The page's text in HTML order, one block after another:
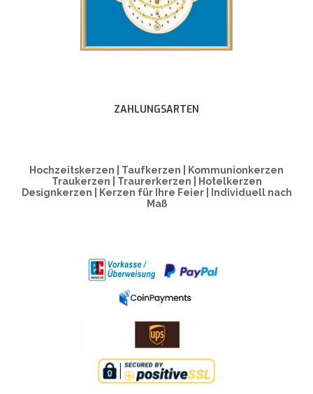
ZAHLUNGSARTEN
Hochzeitskerzen | Taufkerzen | Kommunionkerzen
Traukerzen | Traurerkerzen | Hotelkerzen
Designkerzen | Kerzen für Ihre Feier | Individuell nach
Maß